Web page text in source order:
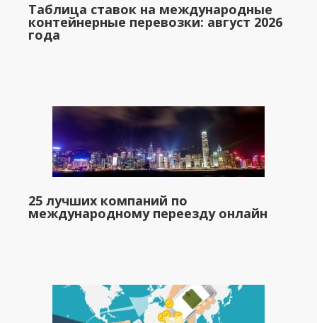
Таблица ставок на международные
контейнерные перевозки: август 2026
года
25 лучших компаний по
международному переезду онлайн